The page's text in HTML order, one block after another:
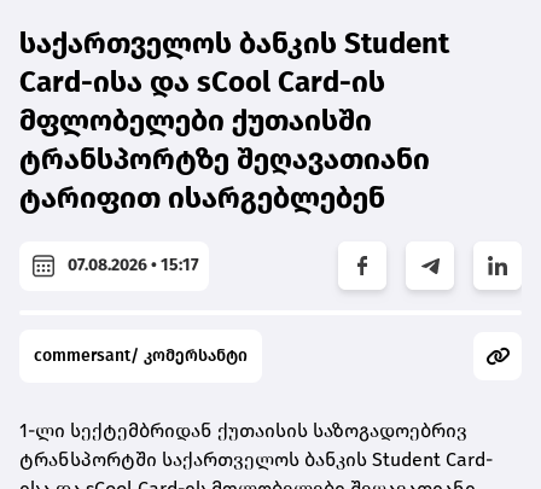
საქართველოს ბანკის Student
Card-ისა და sCool Card-ის
მფლობელები ქუთაისში
ტრანსპორტზე შეღავათიანი
ტარიფით ისარგებლებენ
07.08.2026 • 15:17
commersant/ კომერსანტი
1-ლი სექტემბრიდან ქუთაისის საზოგადოებრივ
ტრანსპორტში საქართველოს ბანკის Student Card-